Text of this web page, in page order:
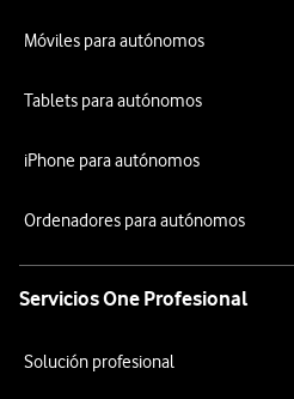
Móviles para autónomos
Tablets para autónomos
iPhone para autónomos
Ordenadores para autónomos
Servicios One Profesional
Solución profesional